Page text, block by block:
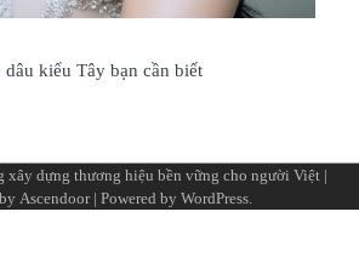
kiểu Tây bạn cần biết
xây dựng thương hiệu bền vững cho người Việt |
Ascendoor| Powered by WordPress